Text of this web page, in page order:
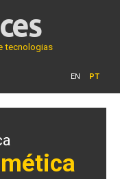
tecnologias
EN PT